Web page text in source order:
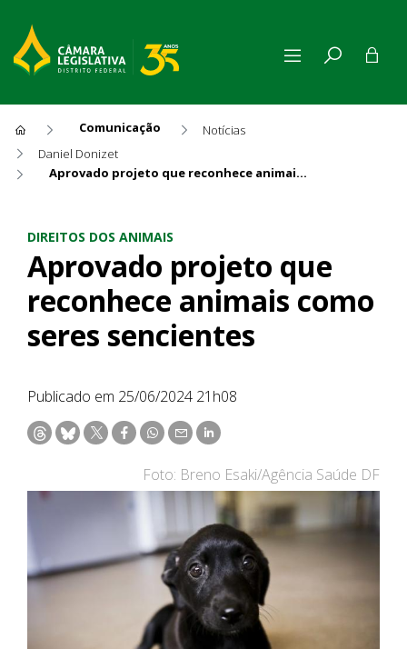
Comunicação
Notícias
Daniel Donizet
Aprovado projeto que reconhece animais como seres sencientes
DIREITOS DOS ANIMAIS
Aprovado projeto que
reconhece animais como
seres sencientes
Publicado em 25/06/2024 21h08
Foto: Breno Esaki/Agência Saúde DF